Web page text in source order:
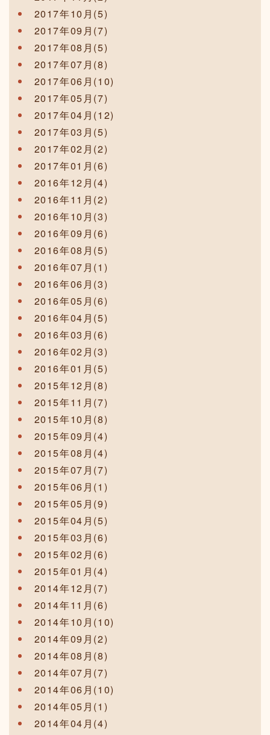
2017年10月(5)
2017年09月(7)
2017年08月(5)
2017年07月(8)
2017年06月(10)
2017年05月(7)
2017年04月(12)
2017年03月(5)
2017年02月(2)
2017年01月(6)
2016年12月(4)
2016年11月(2)
2016年10月(3)
2016年09月(6)
2016年08月(5)
2016年07月(1)
2016年06月(3)
2016年05月(6)
2016年04月(5)
2016年03月(6)
2016年02月(3)
2016年01月(5)
2015年12月(8)
2015年11月(7)
2015年10月(8)
2015年09月(4)
2015年08月(4)
2015年07月(7)
2015年06月(1)
2015年05月(9)
2015年04月(5)
2015年03月(6)
2015年02月(6)
2015年01月(4)
2014年12月(7)
2014年11月(6)
2014年10月(10)
2014年09月(2)
2014年08月(8)
2014年07月(7)
2014年06月(10)
2014年05月(1)
2014年04月(4)